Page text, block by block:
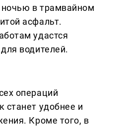
в трамвайном
асфальт.
удастся
водителей.
операций
станет удобнее и
Кроме того, в